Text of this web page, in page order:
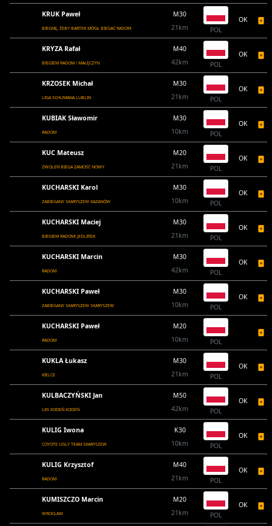
KRUK Paweł
BIEGNĘ, ŻEBY BARTEK MÓGŁ BIEGAĆ RADOM
M30
21km
POL
OK
KRYZA Rafał
BIEGIEM RADOM ! MAŁĘCZYN
M40
42km
POL
OK
KRZOSEK Michał
LIGA SCHUMANA LUBLIN
M30
21km
POL
OK
KUBIAK Sławomir
RADOM
M30
10km
POL
OK
KUC Mateusz
ZWOLEŃ BIEGA ZAMOŚĆ NOWY
M20
21km
POL
OK
KUCHARSKI Karol
ZABIEGANY SKARYSZEW KAZANÓW
M30
10km
POL
OK
KUCHARSKI Maciej
BIEGIEM RADOM! JEDLIŃSK
M30
21km
POL
OK
KUCHARSKI Marcin
RADOM
M30
42km
POL
OK
KUCHARSKI Paweł
ZABIEGANY SKARYSZEW SKARYSZEW
M30
10km
POL
OK
KUCHARSKI Paweł
RADOM
M20
10km
POL
KUKLA Łukasz
KIELCE
M30
21km
POL
OK
KULBACZYŃSKI Jan
LKS KODEŃ KODEŃ
M50
42km
POL
OK
KULIG Iwona
COYOTE UGLY TEAM SKARYSZEW
K30
10km
POL
OK
KULIG Krzysztof
RADOM
M40
21km
POL
OK
KUMISZCZO Marcin
WROCŁAW
M20
21km
POL
OK